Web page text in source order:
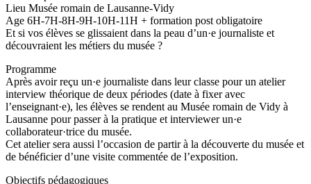
Lieu Musée romain de Lausanne-Vidy
Age 6H-7H-8H-9H-10H-11H + formation post obligatoire
Et si vos élèves se glissaient dans la peau d’un·e journaliste et
découvraient les métiers du musée ?
Programme
Après avoir reçu un·e journaliste dans leur classe pour un atelier
interview théorique de deux périodes (date à fixer avec
l’enseignant·e), les élèves se rendent au Musée romain de Vidy à
Lausanne pour passer à la pratique et interviewer un·e
collaborateur·trice du musée.
Cet atelier sera aussi l’occasion de partir à la découverte du musée et
de bénéficier d’une visite commentée de l’exposition.
Objectifs pédagogiques